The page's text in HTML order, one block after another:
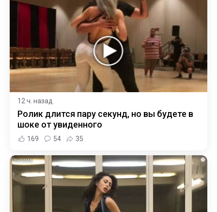
12 ч. назад
Ролик длится пару секунд, но вы будете в
шоке от увиденного
169 54 35
i